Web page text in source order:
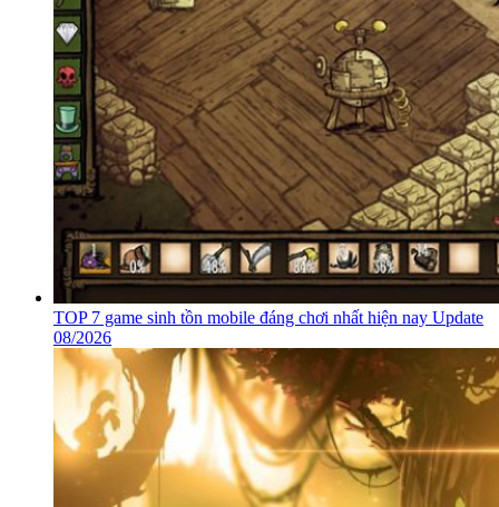
TOP 7 game sinh tồn mobile đáng chơi nhất hiện nay Update
08/2026